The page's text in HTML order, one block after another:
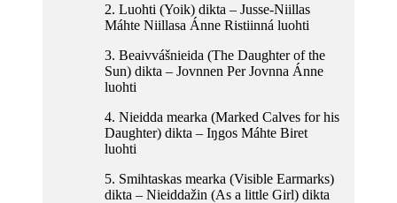
2. Luohti (Yoik) dikta – Jusse-Niillas
Máhte Niillasa Ánne Ristiinná luohti
3. Beaivvášnieida (The Daughter of the
Sun) dikta – Jovnnen Per Jovnna Ánne
luohti
4. Nieidda mearka (Marked Calves for his
Daughter) dikta – Iŋgos Máhte Biret
luohti
5. Smihtaskas mearka (Visible Earmarks)
dikta – Nieiddažin (As a little Girl) dikta